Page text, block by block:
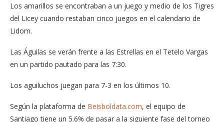
Los amarillos se encontraban a un juego y medio de los Tigres
del Licey cuando restaban cinco juegos en el calendario de
Lidom.
Las Águilas se verán frente a las Estrellas en el Tetelo Vargas
en un partido pautado para las 7:30.
Los aguiluchos juegan para 7-3 en los últimos 10.
Según la plataforma de Beisboldata.com, el equipo de
Santiago tiene un 5.6% de pasar a la siguiente fase del torneo